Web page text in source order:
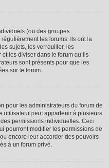
(ou des groupes
les forums. Ils ont la
sujets, les verrouiller, les
les diviser dans le forum qu’ils
sont présents pour que les
sur le forum.
pour les administrateurs du forum de
utilisateur peut appartenir à plusieurs
permissions individuelles. Ceci
pourront modifier les permissions de
encore leur accorder des pouvoirs
à un forum privé.